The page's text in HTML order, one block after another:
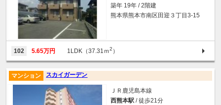
築年 19年 / 2階建
熊本県熊本市南区田迎３丁目3-15
102 5.65万円 1LDK（37.31ｍ2 ）
スカイガーデン
マンション
ＪＲ鹿児島本線
西熊本駅 / 徒歩21分